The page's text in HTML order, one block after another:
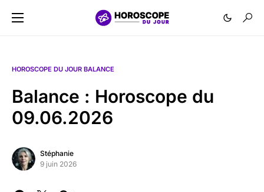
HOROSCOPE DU JOUR BALANCE
Balance : Horoscope du
09.06.2026
Stéphanie
9 juin 2026